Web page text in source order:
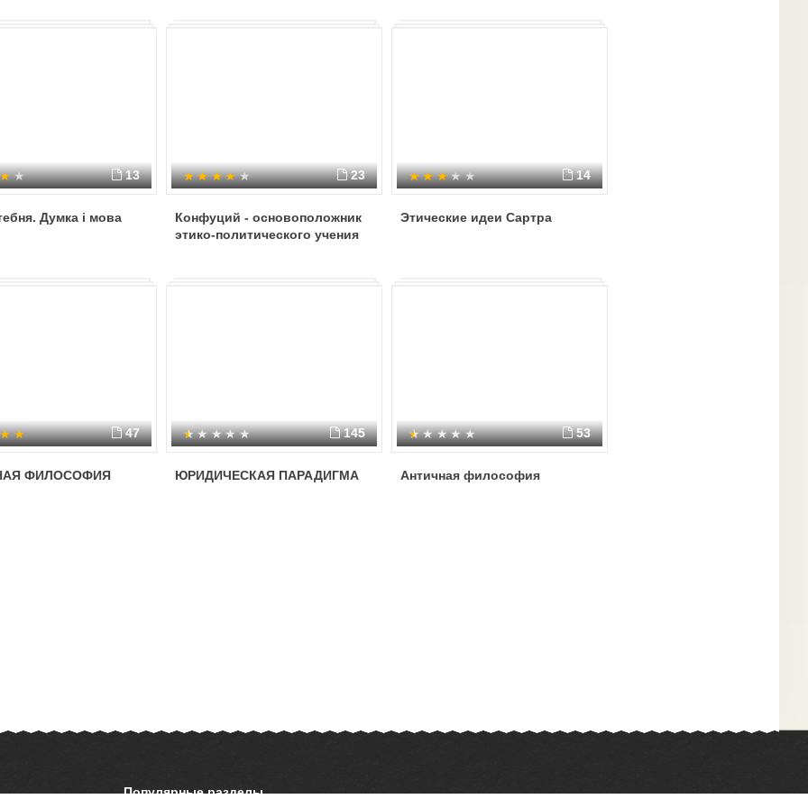
13
Думка i мова
23
Конфуций - основоположник
этико-политического учения
14
Этические идеи Сартра
47
ФИЛОСОФИЯ
145
ЮРИДИЧЕСКАЯ ПАРАДИГМА
53
Античная философия
Популярные разделы